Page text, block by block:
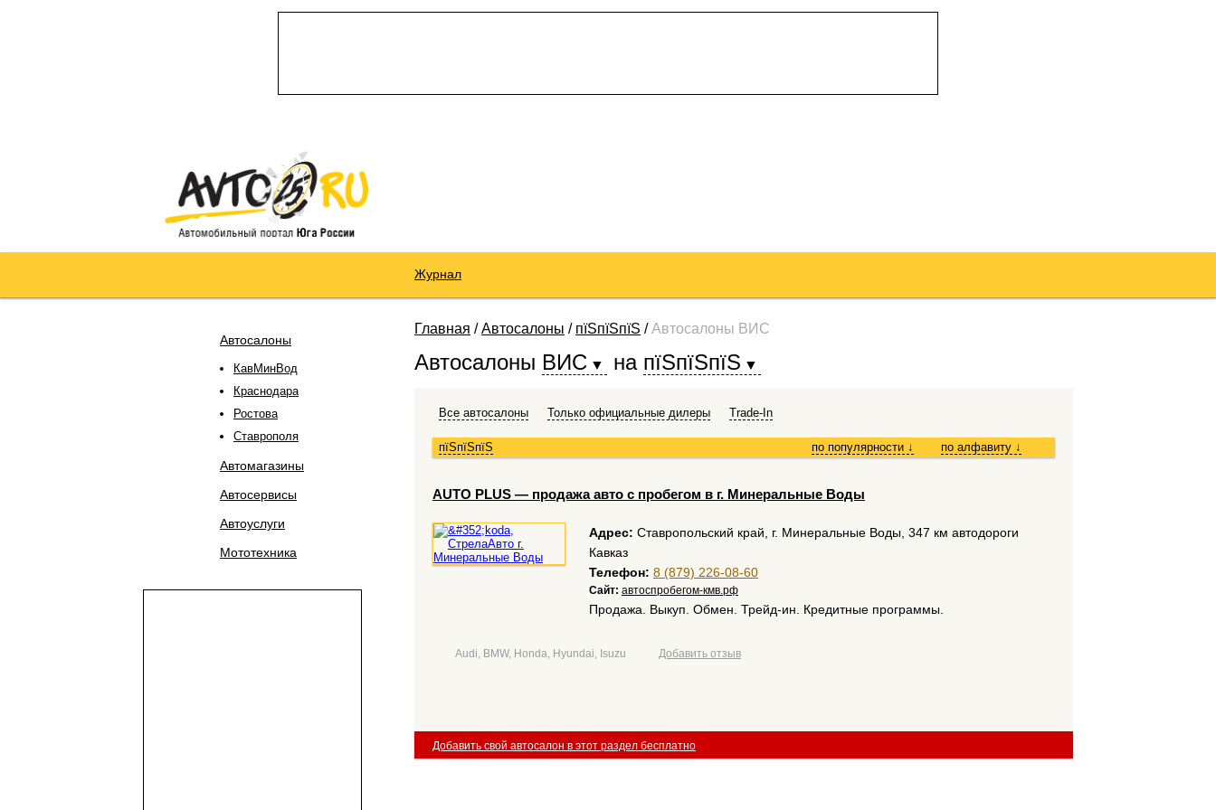
Журнал
Автосалоны
КавМинВод
Краснодара
Ростова
Ставрополя
Автомагазины
Автосервисы
Автоуслуги
Мототехника
Главная /Автосалоны / пїЅпїЅпїЅ /Автосалоны ВИС
Автосалоны ВИС на пїЅпїЅпїЅ
Все автосалоны Только официальные дилеры Trade-In
пїЅпїЅпїЅ по алфавиту ↓
по популярности ↓
АUTO PLUS — продажа авто с пробегом в г. Минеральные Воды
Адрес: Ставропольский край, г. Минеральные Воды, 347 км автодороги
Кавказ
Телефон: 8 (879) 226-08-60
Сайт: автоспробегом-кмв.рф
Продажа. Выкуп. Обмен. Трейд-ин. Кредитные программы.
Audi, BMW, Honda, Hyundai, Isuzu Добавить отзыв
Добавить свой автосалон в этот раздел бесплатно